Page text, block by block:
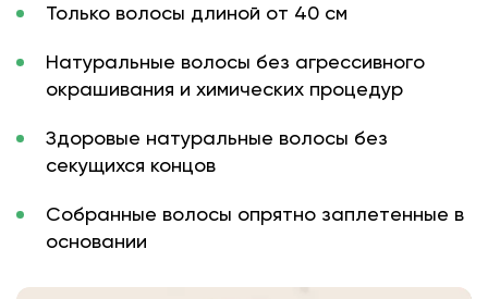
Только волосы длиной от 40 см
Натуральные волосы без агрессивного
окрашивания и химических процедур
Здоровые натуральные волосы без
секущихся концов
Собранные волосы опрятно заплетенные в
основании